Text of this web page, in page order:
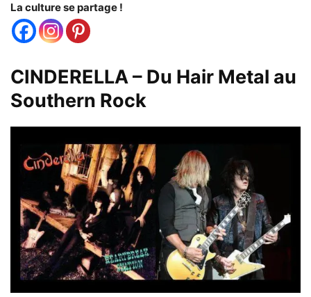
La culture se partage !
CINDERELLA – Du Hair Metal au
Southern Rock